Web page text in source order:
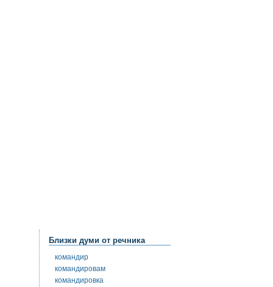
Близки думи от речника
командир
командировам
командировка